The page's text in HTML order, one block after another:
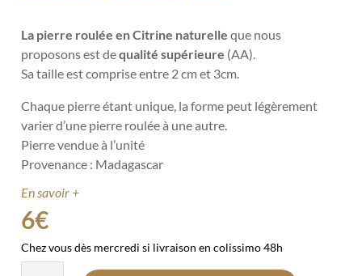
La pierre roulée en Citrine naturelleque nous
proposonsest dequalité supérieure (AA).
Sa taille est compriseentre 2 cm et 3cm.
Chaque pierre étant unique, la forme peut légèrement
varier d’une pierre roulée à une autre.
Pierre vendue à l’unité
Provenance : Madagascar
En savoir +
6€
Chez vous dès mercredi si livraison en colissimo 48h